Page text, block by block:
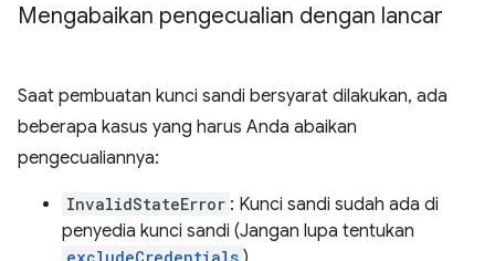
Mengabaikan pengecualian dengan lancar
Saat pembuatan kunci sandi bersyarat dilakukan, ada
beberapa kasus yang harus Anda abaikan
pengecualiannya:
InvalidStateError : Kunci sandi sudah ada di
penyedia kunci sandi (Jangan lupa tentukan
excludeCredentials